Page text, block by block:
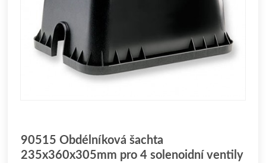
90515 Obdélníková šachta
235x360x305mm pro 4 solenoidní ventily